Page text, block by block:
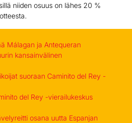
niiden osuus on lähes 20 %
Málagan ja Antequeran
kansainvälinen
suoraan Caminito del Rey -
del Rey -vierailukeskus
osana uutta Espanjan